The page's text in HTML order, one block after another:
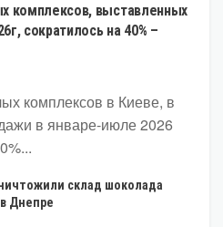
комплексов, выставленных
сократилось на 40% –
комплексов в Киеве, в
в январе-июле 2026
склад шоколада
Днепре